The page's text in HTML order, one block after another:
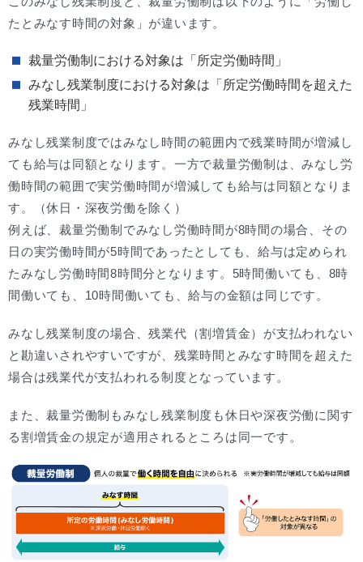
たとみなす時間の対象」が違います。
裁量労働制における対象は「所定労働時間」
みなし残業制度における対象は「所定労働時間を超えた
残業時間」
みなし残業制度ではみなし時間の範囲内で残業時間が増減し
ても給与は同額となります。一方で裁量労働制は、みなし労
働時間の範囲で実労働時間が増減しても給与は同額となりま
す。（休日・深夜労働を除く）
例えば、裁量労働制でみなし労働時間が8時間の場合、その
日の実労働時間が5時間であったとしても、給与は定められ
たみなし労働時間8時間分となります。5時間働いても、8時
間働いても、10時間働いても、給与の金額は同じです。
みなし残業制度の場合、残業代（割増賃金）が支払われない
と勘違いされやすいですが、残業時間とみなす時間を超えた
場合は残業代が支払われる制度となっています。
また、裁量労働制もみなし残業制度も休日や深夜労働に関す
る割増賃金の規定が適用されるところは同一です。